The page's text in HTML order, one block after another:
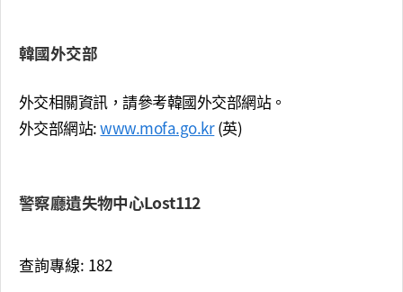
韓國外交部
外交相關資訊，請參考韓國外交部網站。
外交部網站:www.mofa.go.kr(英)
警察廳遺失物中心Lost112
查詢專線: 182